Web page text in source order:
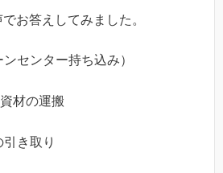
お答えしてみました。
センター持ち込み）
材の運搬
き取り